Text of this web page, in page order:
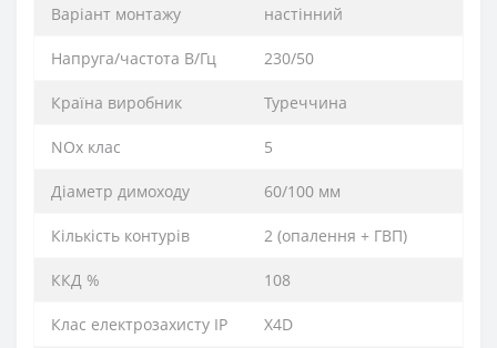
Варіант монтажу настінний
Напруга/частота В/Гц 230/50
Країна виробник Туреччина
NOx клас 5
Діаметр димоходу 60/100 мм
Кількість контурів 2 (опалення + ГВП)
ККД % 108
Клас електрозахисту IP X4D